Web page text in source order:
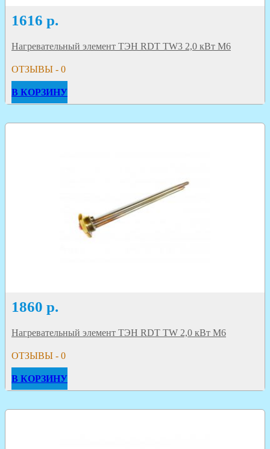
1616 р.
Нагревательный элемент ТЭН RDT TW3 2,0 кВт M6
ОТЗЫВЫ - 0
В КОРЗИНУ
1860 р.
Нагревательный элемент ТЭН RDT TW 2,0 кВт М6
ОТЗЫВЫ - 0
В КОРЗИНУ